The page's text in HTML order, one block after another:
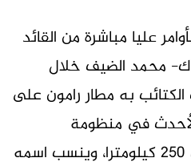
عليا مباشرة من القائد
محمد الضيف خلال
به مطار رامون على
الأحدث في منظومة
صواريخها، ويصل مداه إلى 250 كيلومترا، وينسب اسمه